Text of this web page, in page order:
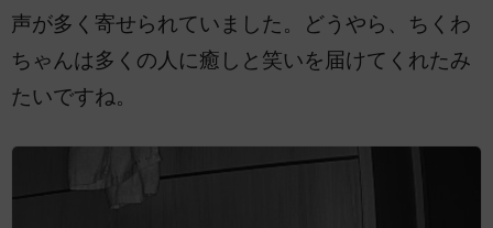
声が多く寄せられていました。どうやら、ちくわ
ちゃんは多くの人に癒しと笑いを届けてくれたみ
たいですね。